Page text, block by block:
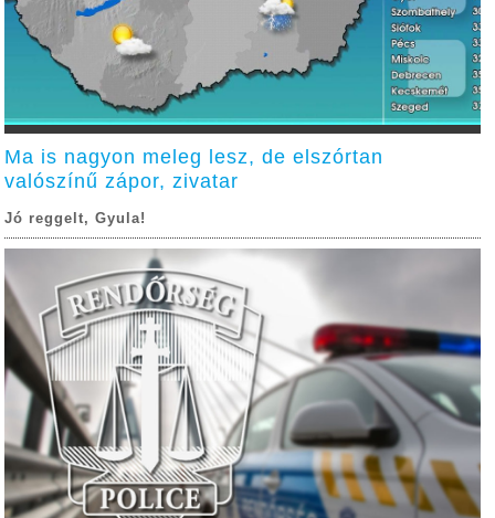
Ma is nagyon meleg lesz, de elszórtan
valószínű zápor, zivatar
Jó reggelt, Gyula!